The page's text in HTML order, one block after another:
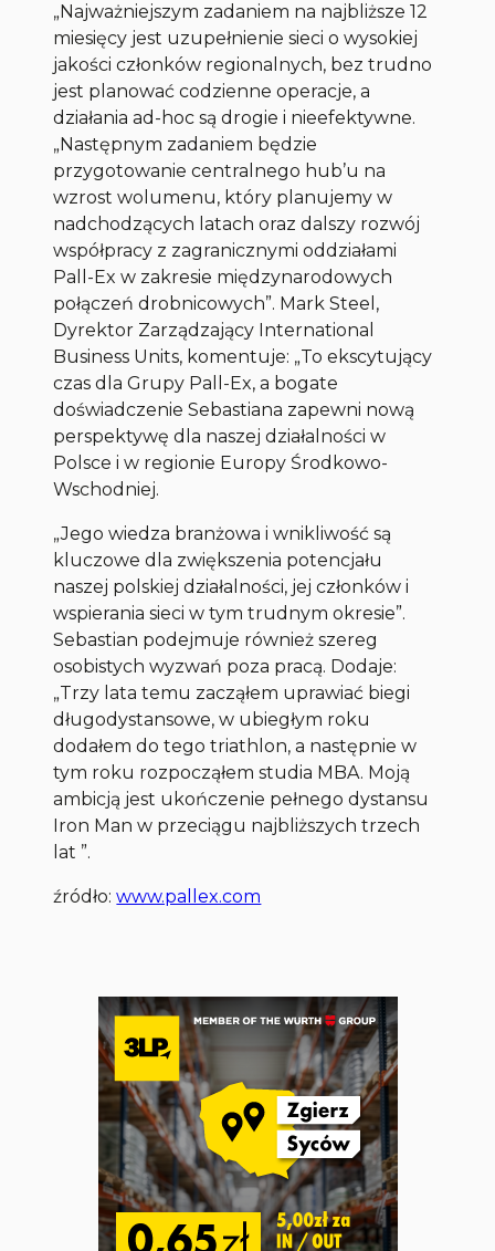
„Najważniejszym zadaniem na najbliższe 12
miesięcy jest uzupełnienie sieci o wysokiej
jakości członków regionalnych, bez trudno
jest planować codzienne operacje, a
działania ad-hoc są drogie i nieefektywne.
„Następnym zadaniem będzie
przygotowanie centralnego hub’u na
wzrost wolumenu, który planujemy w
nadchodzących latach oraz dalszy rozwój
współpracy z zagranicznymi oddziałami
Pall-Ex w zakresie międzynarodowych
połączeń drobnicowych”. Mark Steel,
Dyrektor Zarządzający International
Business Units, komentuje: „To ekscytujący
czas dla Grupy Pall-Ex, a bogate
doświadczenie Sebastiana zapewni nową
perspektywę dla naszej działalności w
Polsce i w regionie Europy Środkowo-
Wschodniej.
„Jego wiedza branżowa i wnikliwość są
kluczowe dla zwiększenia potencjału
naszej polskiej działalności, jej członków i
wspierania sieci w tym trudnym okresie”.
Sebastian podejmuje również szereg
osobistych wyzwań poza pracą. Dodaje:
„Trzy lata temu zacząłem uprawiać biegi
długodystansowe, w ubiegłym roku
dodałem do tego triathlon, a następnie w
tym roku rozpocząłem studia MBA. Moją
ambicją jest ukończenie pełnego dystansu
Iron Man w przeciągu najbliższych trzech
lat ”.
źródło:www.pallex.com